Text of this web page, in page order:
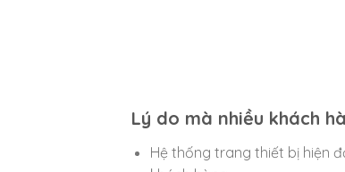
Lý do mà nhiều khách
Hệ thống trang thiết bị hiện